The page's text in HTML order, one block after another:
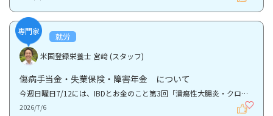
専門家
就労
米国登録栄養士 宮﨑 (スタッフ)
傷病手当金・失業保険・障害年金 について
今週日曜日7/12には、IBDとお金のこと第3回「潰瘍性大腸炎・クローン病患者さんが押さえておくべき「傷...
2026/7/6